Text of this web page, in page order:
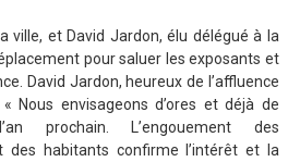
ville, et David Jardon, élu délégué à la
pour saluer les exposants et
David Jardon, heureux de l’affluence
Nous envisageons d’ores et déjà de
prochain. L’engouement des
des habitants confirme l’intérêt et la